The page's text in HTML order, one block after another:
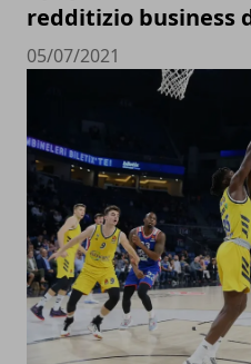
redditizio business
05/07/2021